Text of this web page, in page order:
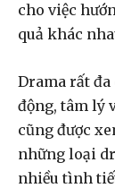
cho việc
quả khác
Drama rất đa
động, tâm lý
cũng được
những loại
nhiều tình